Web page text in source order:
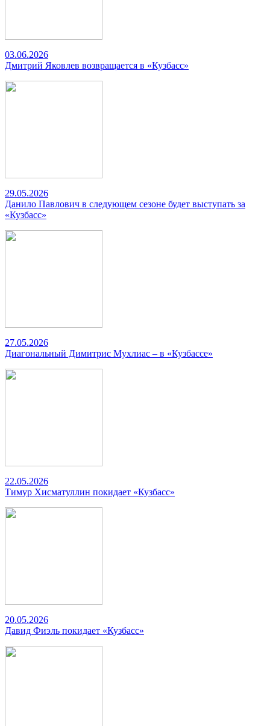
03.06.2026
Дмитрий Яковлев возвращается в «Кузбасс»
29.05.2026
Данило Павлович в следующем сезоне будет выступать за
«Кузбасс»
27.05.2026
Диагональный Димитрис Мухлиас – в «Кузбассе»
22.05.2026
Тимур Хисматуллин покидает «Кузбасс»
20.05.2026
Давид Фиэль покидает «Кузбасс»